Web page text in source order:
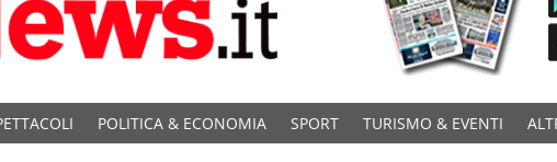
POLITICA & ECONOMIA SPORT TURISMO & EVENTI